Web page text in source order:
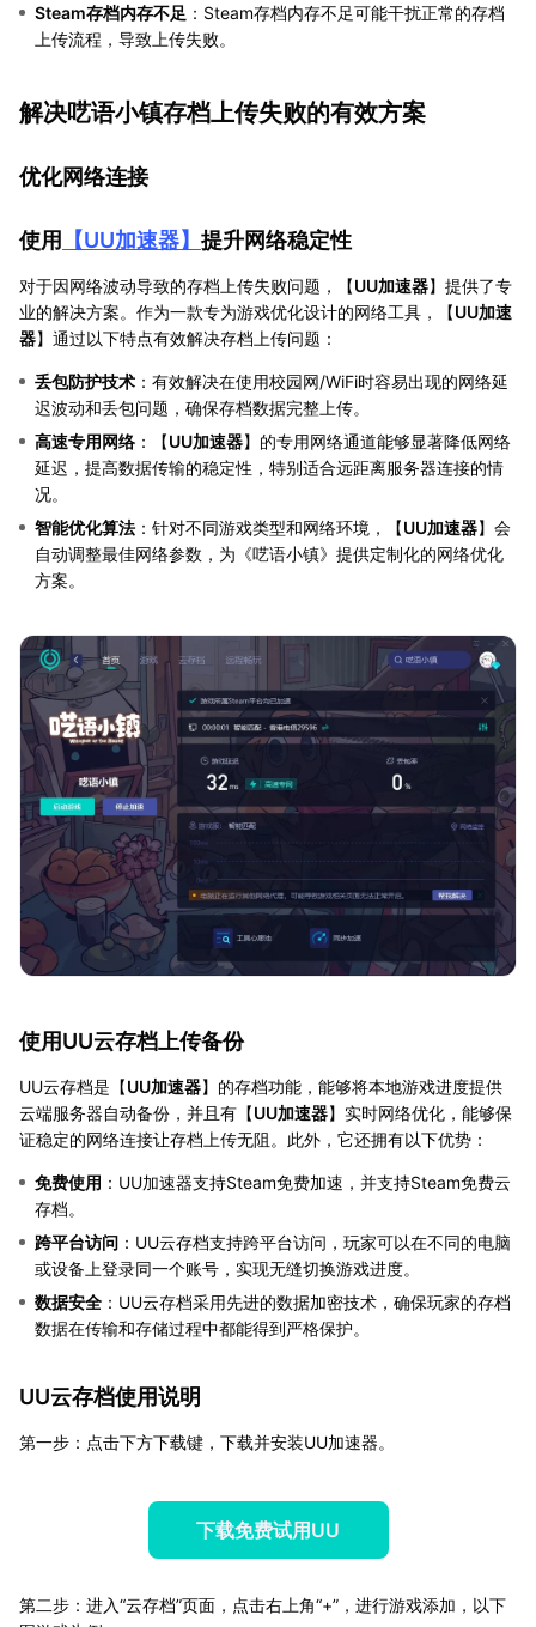
Steam存档内存不足 ：Steam存档内存不足可能干扰正常的存档
上传流程，导致上传失败。
解决呓语小镇存档上传失败的有效方案
优化网络连接
使用 【UU加速器】 提升网络稳定性
对于因网络波动导致的存档上传失败问题，【UU加速器】提供了专
业的解决方案。作为一款专为游戏优化设计的网络工具，【UU加速
器】通过以下特点有效解决存档上传问题：
丢包防护技术 ：有效解决在使用校园网/WiFi时容易出现的网络延
迟波动和丢包问题，确保存档数据完整上传。
高速专用网络 ：【UU加速器】的专用网络通道能够显著降低网络
延迟，提高数据传输的稳定性，特别适合远距离服务器连接的情
况。
智能优化算法 ：针对不同游戏类型和网络环境，【UU加速器】会
自动调整最佳网络参数，为《呓语小镇》提供定制化的网络优化
方案。
使用UU云存档上传备份
UU云存档是【UU加速器】的存档功能，能够将本地游戏进度提供
云端服务器自动备份，并且有【UU加速器】实时网络优化，能够保
证稳定的网络连接让存档上传无阻。此外，它还拥有以下优势：
免费使用 ：UU加速器支持Steam免费加速，并支持Steam免费云
存档。
跨平台访问 ：UU云存档支持跨平台访问，玩家可以在不同的电脑
或设备上登录同一个账号，实现无缝切换游戏进度。
数据安全 ：UU云存档采用先进的数据加密技术，确保玩家的存档
数据在传输和存储过程中都能得到严格保护。
UU云存档使用说明
第一步：点击下方下载键，下载并安装UU加速器。
下载免费试用UU
第二步：进入“云存档”页面，点击右上角“+”，进行游戏添加，以下